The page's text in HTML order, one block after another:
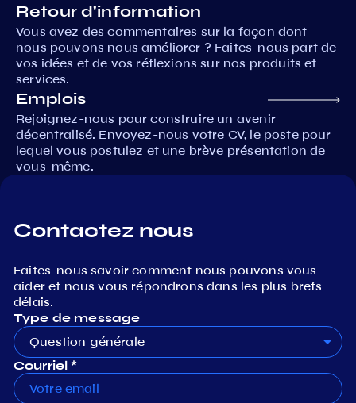
Retour d'information
Vous avez des commentaires sur la façon dont
nous pouvons nous améliorer ? Faites-nous part de
vos idées et de vos réflexions sur nos produits et
services.
Emplois
Rejoignez-nous pour construire un avenir
décentralisé. Envoyez-nous votre CV, le poste pour
lequel vous postulez et une brève présentation de
vous-même.
Contactez nous
Faites-nous savoir comment nous pouvons vous
aider et nous vous répondrons dans les plus brefs
délais.
Type de message
Question générale
Courriel *